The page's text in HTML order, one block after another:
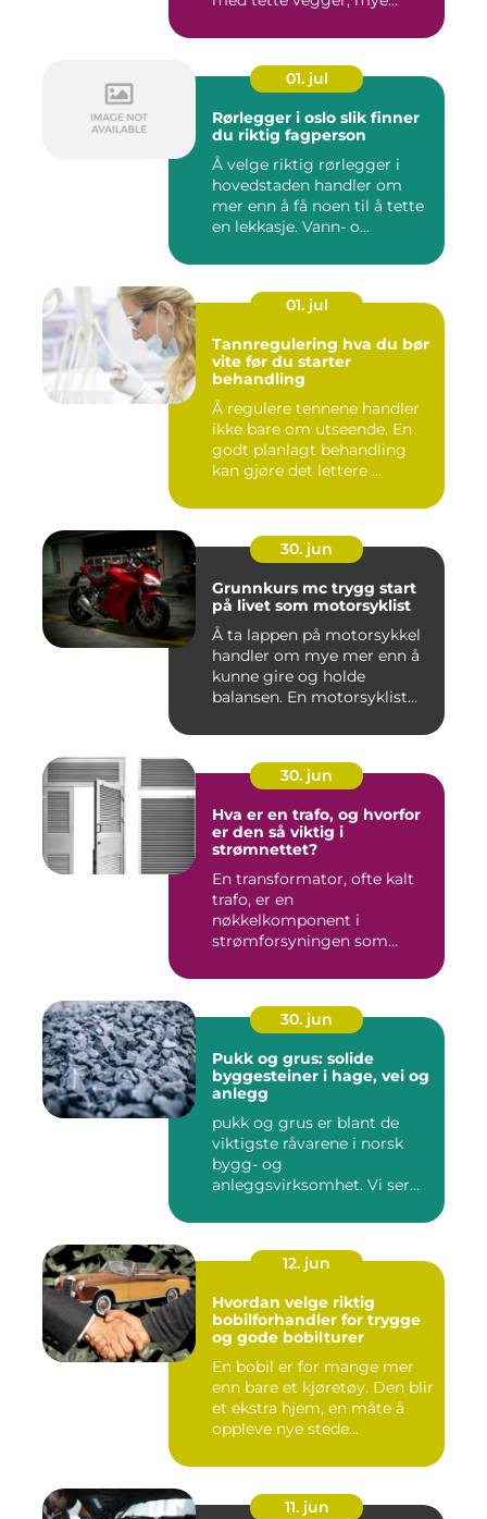
01. jul
Rørlegger i oslo slik finner
du riktig fagperson
Å velge riktig rørlegger i
hovedstaden handler om
mer enn å få noen til å tette
en lekkasje. Vann- o...
01. jul
Tannregulering hva du bør
vite før du starter
behandling
Å regulere tennene handler
ikke bare om utseende. En
godt planlagt behandling
kan gjøre det lettere ...
30. jun
Grunnkurs mc trygg start
på livet som motorsyklist
Å ta lappen på motorsykkel
handler om mye mer enn å
kunne gire og holde
balansen. En motorsyklist
30. jun
Hva er en trafo, og hvorfor
er den så viktig i
strømnettet?
En transformator, ofte kalt
trafo, er en
nøkkelkomponent i
strømforsyningen som
30. jun
Pukk og grus: solide
byggesteiner i hage, vei og
anlegg
pukk og grus er blant de
viktigste råvarene i norsk
bygg- og
anleggsvirksomhet. Vi ser
12. jun
Hvordan velge riktig
bobilforhandler for trygge
og gode bobilturer
En bobil er for mange mer
enn bare et kjøretøy. Den blir
et ekstra hjem, en måte å
oppleve nye stede...
11. jun